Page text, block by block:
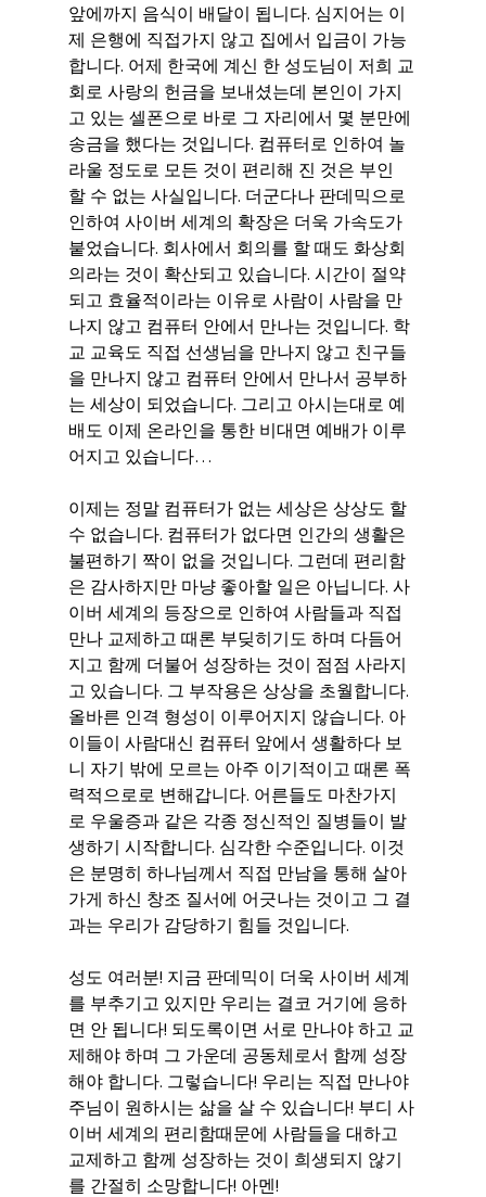
앞에까지 음식이 배달이 됩니다. 심지어는 이
제 은행에 직접가지 않고 집에서 입금이 가능
합니다. 어제 한국에 계신 한 성도님이 저희 교
회로 사랑의 헌금을 보내셨는데 본인이 가지
고 있는 셀폰으로 바로 그 자리에서 몇 분만에
송금을 했다는 것입니다. 컴퓨터로 인하여 놀
라울 정도로 모든 것이 편리해 진 것은 부인
할 수 없는 사실입니다. 더군다나 판데믹으로
인하여 사이버 세계의 확장은 더욱 가속도가
붙었습니다. 회사에서 회의를 할 때도 화상회
의라는 것이 확산되고 있습니다. 시간이 절약
되고 효율적이라는 이유로 사람이 사람을 만
나지 않고 컴퓨터 안에서 만나는 것입니다. 학
교 교육도 직접 선생님을 만나지 않고 친구들
을 만나지 않고 컴퓨터 안에서 만나서 공부하
는 세상이 되었습니다. 그리고 아시는대로 예
배도 이제 온라인을 통한 비대면 예배가 이루
어지고 있습니다…
이제는 정말 컴퓨터가 없는 세상은 상상도 할
수 없습니다. 컴퓨터가 없다면 인간의 생활은
불편하기 짝이 없을 것입니다. 그런데 편리함
은 감사하지만 마냥 좋아할 일은 아닙니다. 사
이버 세계의 등장으로 인하여 사람들과 직접
만나 교제하고 때론 부딪히기도 하며 다듬어
지고 함께 더불어 성장하는 것이 점점 사라지
고 있습니다. 그 부작용은 상상을 초월합니다.
올바른 인격 형성이 이루어지지 않습니다. 아
이들이 사람대신 컴퓨터 앞에서 생활하다 보
니 자기 밖에 모르는 아주 이기적이고 때론 폭
력적으로로 변해갑니다. 어른들도 마찬가지
로 우울증과 같은 각종 정신적인 질병들이 발
생하기 시작합니다. 심각한 수준입니다. 이것
은 분명히 하나님께서 직접 만남을 통해 살아
가게 하신 창조 질서에 어긋나는 것이고 그 결
과는 우리가 감당하기 힘들 것입니다.
성도 여러분! 지금 판데믹이 더욱 사이버 세계
를 부추기고 있지만 우리는 결코 거기에 응하
면 안 됩니다! 되도록이면 서로 만나야 하고 교
제해야 하며 그 가운데 공동체로서 함께 성장
해야 합니다. 그렇습니다! 우리는 직접 만나야
주님이 원하시는 삶을 살 수 있습니다! 부디 사
이버 세계의 편리함때문에 사람들을 대하고
교제하고 함께 성장하는 것이 희생되지 않기
를 간절히 소망합니다! 아멘!